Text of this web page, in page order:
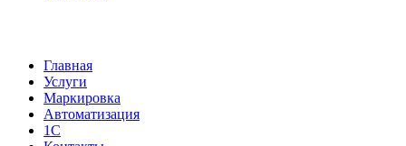
Главная
Услуги
Маркировка
Автоматизация
1С